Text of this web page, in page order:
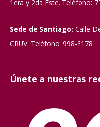
1era y 2da Este. Teléfono:
Sede de Santiago: Calle
CRUV. Teléfono: 998-3178
Únete a nuestras